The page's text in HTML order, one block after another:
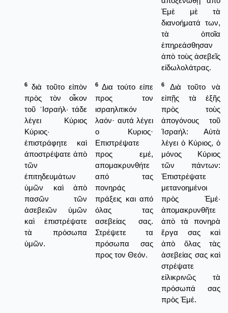
Ἐμὲ μὲ τὰ
διανοήματά των,
τὰ ὁποῖα
ἐπηρεάσθησαν
ἀπὸ τοὺς ἀσεβεῖς
εἰδωλολάτρας.
6
διὰ τοῦτο εἰπὸν
πρὸς τὸν οἶκον
τοῦ ᾿Ισραήλ· τάδε
λέγει Κύριος
Κύριος·
ἐπιστράφητε καὶ
ἀποστρέψατε ἀπὸ
τῶν
ἐπιτηδευμάτων
ὑμῶν καὶ ἀπὸ
πασῶν τῶν
ἀσεβειῶν ὑμῶν
καὶ ἐπιστρέψατε
τὰ πρόσωπα
ὑμῶν.
6 Δια τούτο είπε
προς τον
ισραηλιτικόν
λαόν· αυτά λέγει
ο Κυριος·
Επιστρέψατε
προς εμέ,
απομακρυνθήτε
από τας
πονηράς
πράξεις και από
όλας τας
ασεβείας σας.
Στρέψετε τα
πρόσωπα σας
προς τον Θεόν.
6
Διὰ τοῦτο νὰ
εἰπῇς τὰ ἑξῆς
πρὸς τοὺς
ἀπογόνους τοῦ
Ἰσραήλ: Αὐτὰ
λέγει ὁ Κύριος, ὁ
μόνος Κύριος
τῶν πάντων:
Ἐπιστρέψατε
μετανοημένοι
πρὸς Ἐμέ·
ἀπομακρυνθῆτε
ἀπὸ τὰ πονηρὰ
ἔργα σας καὶ
ἀπὸ ὅλας τὰς
ἀσεβείας σας καὶ
στρέψατε
εἰλικρινῶς τὰ
πρόσωπά σας
πρὸς Ἐμέ.